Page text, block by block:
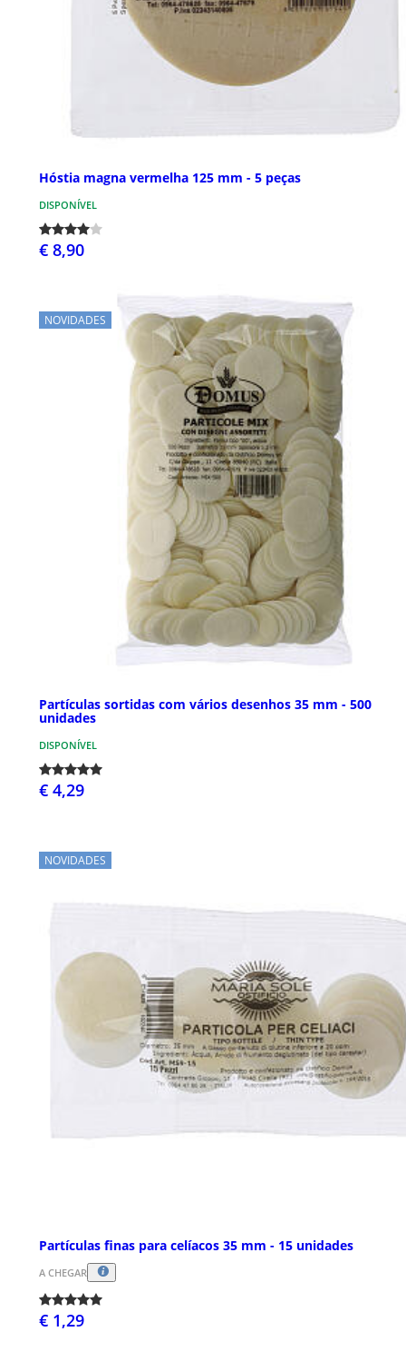
Hóstia magna vermelha 125 mm - 5 peças
DISPONÍVEL
€ 8,90
NOVIDADES
Partículas sortidas com vários desenhos 35 mm - 500
unidades
DISPONÍVEL
€ 4,29
NOVIDADES
Partículas finas para celíacos 35 mm - 15 unidades
A CHEGAR
€ 1,29